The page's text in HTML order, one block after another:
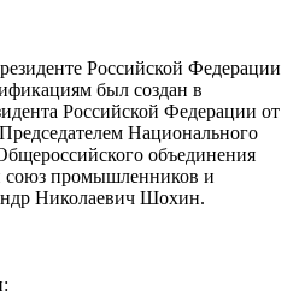
Российской Федерации
был создан в
Российской Федерации от
Национального
объединения
союз промышленников и
Николаевич Шохин.